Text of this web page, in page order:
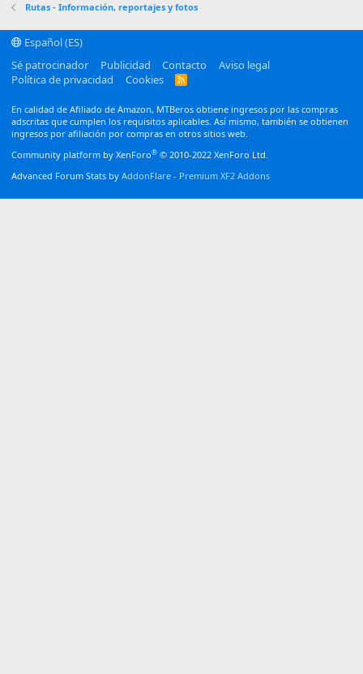
Verdana
Rutas - Información, reportajes y fotos
Español (ES)
Sé patrocinador
Publicidad Contacto
Aviso legal
Política de privacidad
Cookies
R
En calidad de Afiliado de Amazon, MTBeros obtiene ingresos por las compras
adscritas que cumplen los requisitos aplicables. Así mismo, también se obtienen
ingresos por afiliación por compras en otros sitios web.
Community platform by XenForo® © 2010-2022 XenForo Ltd.
Advanced Forum Stats by AddonFlare - Premium XF2 Addons